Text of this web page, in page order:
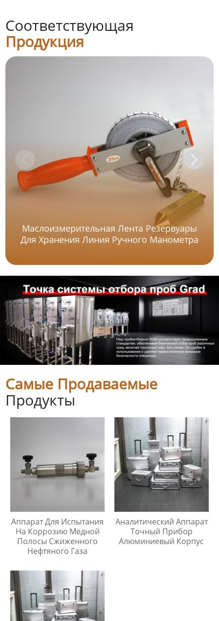
Соответствующая
Продукция
Маслоизмерительная Лента Резервуары
Для Хранения Линия Ручного Манометра
Самые Продаваемые
Продукты
Аппарат Для Испытания
На Коррозию Медной
Полосы Сжиженного
Нефтяного Газа
Аналитический Аппарат
Точный Прибор
Алюминиевый Корпус